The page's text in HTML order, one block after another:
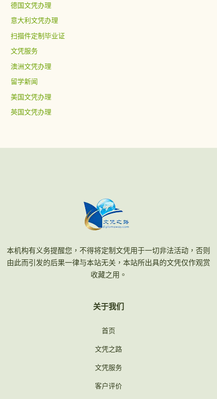
德国文凭办理
意大利文凭办理
扫描件定制毕业证
文凭服务
澳洲文凭办理
留学新闻
美国文凭办理
英国文凭办理
本机构有义务提醒您，不得将定制文凭用于一切非法活动，否则
由此而引发的后果一律与本站无关，本站所出具的文凭仅作观赏
收藏之用。
关于我们
首页
文凭之路
文凭服务
客户评价